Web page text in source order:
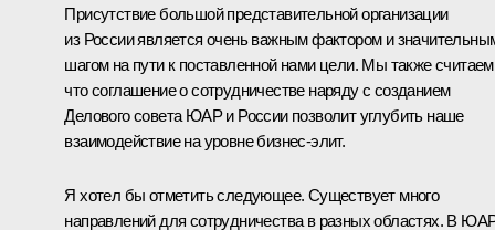
Присутствие большой представительной организации
из России является очень важным фактором и
шагом на пути к поставленной нами цели. Мы также
что соглашение о сотрудничестве наряду с созданием
Делового совета ЮАР и России позволит углубить наше
взаимодействие на уровне бизнес-элит.
Я хотел бы отметить следующее. Существует много
направлений для сотрудничества в разных областях. В